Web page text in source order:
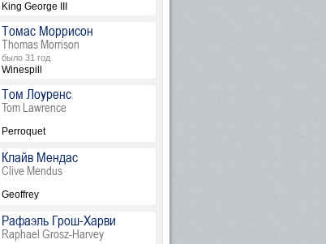
King George III
Томас Моррисон
Thomas Morrison
было 31 год
Winespill
Том Лоуренс
Tom Lawrence
Perroquet
Клайв Мендас
Clive Mendus
Geoffrey
Рафаэль Грош-Харви
Raphael Grosz-Harvey